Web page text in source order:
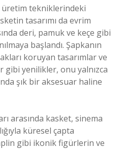
tekniklerindeki
tasarımı da evrim
deri, pamuk ve keçe gibi
başlandı. Şapkanın
koruyan tasarımlar ve
gibi yenilikler, onu yalnızca
şık bir aksesuar haline
arasında kasket, sinema
küresel çapta
gibi ikonik figürlerin ve